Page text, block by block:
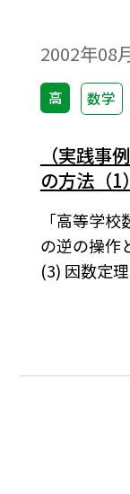
2002年08
高 数学
（実践事
の方法（1
「高等学
の逆の操作
(3) 因数定
内容に関
なる先生方
景などを
にまとま